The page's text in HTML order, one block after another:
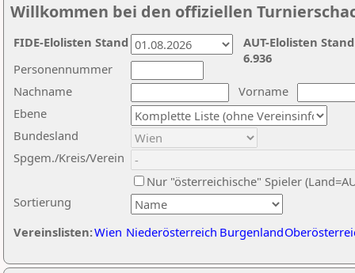
Willkommen bei den offiziellen
Nachname
Vorname
Ebene
Sortierung
Personennummer
Bundesland
Spgem./Kreis/Verein
Nur "österreichische" Spieler
Vereinslisten:Wien Niederösterreich Burgenland
AUT-Elolisten
6.936
FIDE-Elolisten Stand